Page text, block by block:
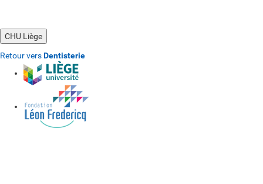
CHU Liège
Retour versDentisterie